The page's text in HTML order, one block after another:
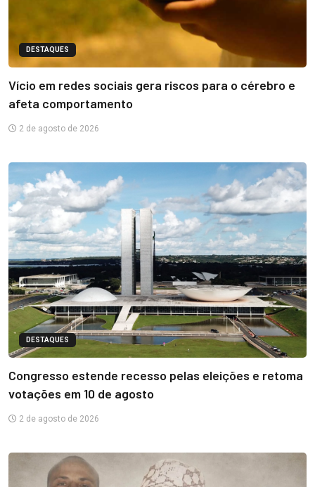
DESTAQUES
Vício em redes sociais gera riscos para o cérebro e
afeta comportamento
2 de agosto de 2026
DESTAQUES
Congresso estende recesso pelas eleições e retoma
votações em 10 de agosto
2 de agosto de 2026